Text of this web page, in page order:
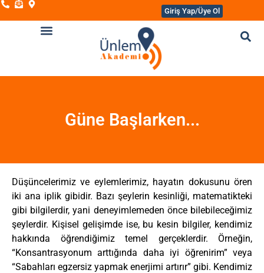
Giriş Yap/Üye Ol
Güne Başlarken...
Düşüncelerimiz ve eylemlerimiz, hayatın dokusunu ören
iki ana iplik gibidir. Bazı şeylerin kesinliği, matematikteki
gibi bilgilerdir, yani deneyimlemeden önce bilebileceğimiz
şeylerdir. Kişisel gelişimde ise, bu kesin bilgiler, kendimiz
hakkında öğrendiğimiz temel gerçeklerdir. Örneğin,
“Konsantrasyonum arttığında daha iyi öğrenirim” veya
“Sabahları egzersiz yapmak enerjimi artırır” gibi. Kendimiz